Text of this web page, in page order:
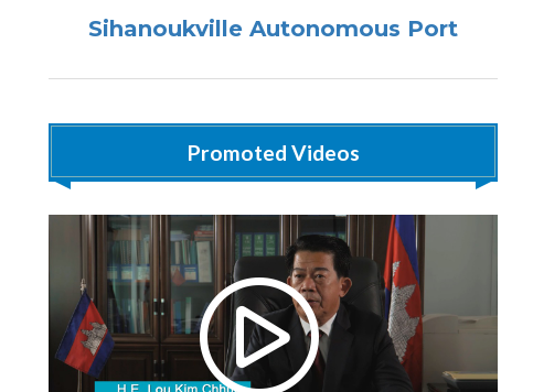
Sihanoukville Autonomous Port
Promoted Videos